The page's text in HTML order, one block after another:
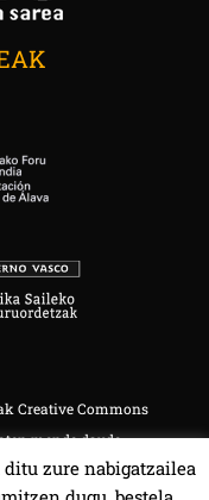
Creative Commons
mende daude.
zure nabigatzailea